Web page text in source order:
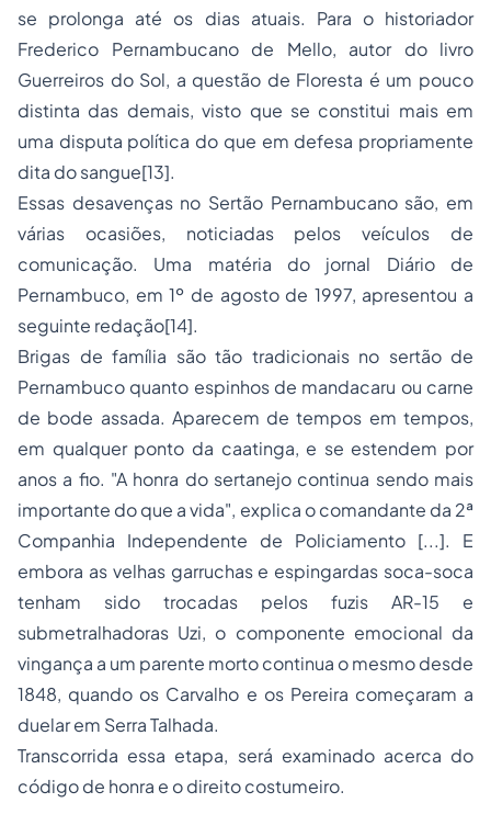
se prolonga até os dias atuais. Para o historiador
Frederico Pernambucano de Mello, autor do livro
Guerreiros do Sol, a questão de Floresta é um pouco
distinta das demais, visto que se constitui mais em
uma disputa política do que em defesa propriamente
dita do sangue[13].
Essas desavenças no Sertão Pernambucano são, em
várias ocasiões, noticiadas pelos veículos de
comunicação. Uma matéria do jornal Diário de
Pernambuco, em 1º de agosto de 1997, apresentou a
seguinte redação[14].
Brigas de família são tão tradicionais no sertão de
Pernambuco quanto espinhos de mandacaru ou carne
de bode assada. Aparecem de tempos em tempos,
em qualquer ponto da caatinga, e se estendem por
anos a fio. "A honra do sertanejo continua sendo mais
importante do que a vida", explica o comandante da 2ª
Companhia Independente de Policiamento [...]. E
embora as velhas garruchas e espingardas soca-soca
tenham sido trocadas pelos fuzis AR-15 e
submetralhadoras Uzi, o componente emocional da
vingança a um parente morto continua o mesmo desde
1848, quando os Carvalho e os Pereira começaram a
duelar em Serra Talhada.
Transcorrida essa etapa, será examinado acerca do
código de honra e o direito costumeiro.